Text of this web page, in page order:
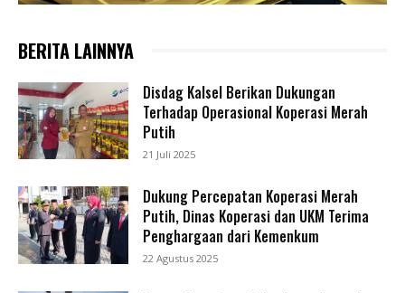
BERITA LAINNYA
Disdag Kalsel Berikan Dukungan
Terhadap Operasional Koperasi Merah
Putih
21 Juli 2025
Dukung Percepatan Koperasi Merah
Putih, Dinas Koperasi dan UKM Terima
Penghargaan dari Kemenkum
22 Agustus 2025